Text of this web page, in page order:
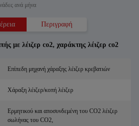
ανά μήνα
Περιγραφή
με λέιζερ co2, χαράκτης λέιζερ co2
Επίπεδη μηχανή χάραξης λέιζερ κρεβατιών
Χάραξη λέιζερ/κοπή λέιζερ
Ερμητικού και αποσυνδεμένη του CO2 λέιζερ
σωλήνας του CO2,